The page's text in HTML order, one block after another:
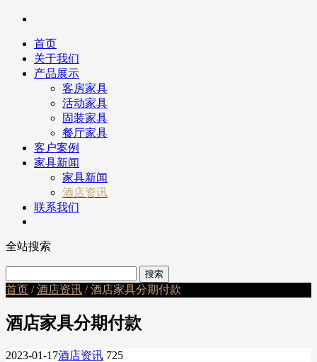
首页
关于我们
产品展示
客房家具
活动家具
固装家具
餐厅家具
客户案例
家具新闻
家具新闻
酒店资讯
联系我们
全站搜索
首页 /酒店资讯 / 酒店家具分期付款
酒店家具分期付款
2023-01-17酒店资讯 725